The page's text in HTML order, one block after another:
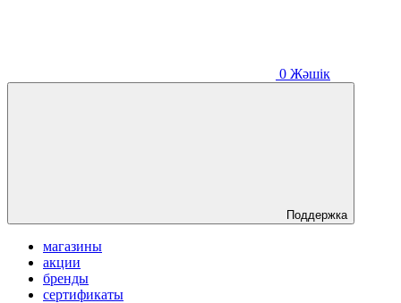
0 Жәшік
Поддержка
магазины
акции
бренды
сертификаты